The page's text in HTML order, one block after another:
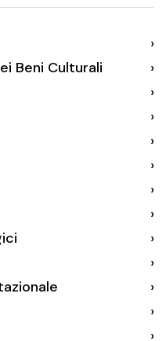
Beni Culturali